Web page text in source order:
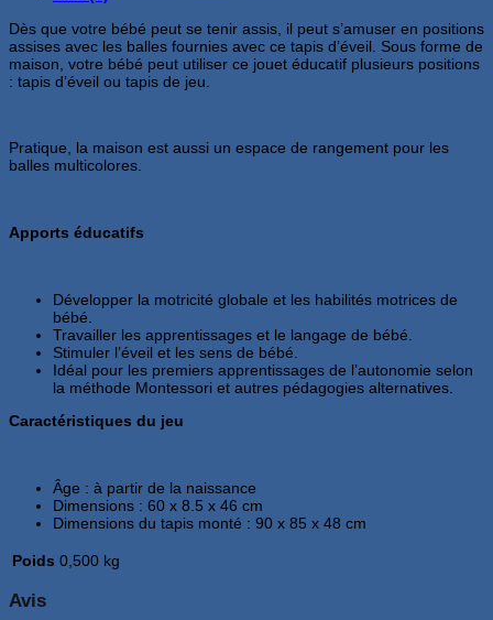
30
balles
Dès que votre bébé peut se tenir assis, il peut s’amuser en positions
assises avec les balles fournies avec ce tapis d’éveil. Sous forme de
maison, votre bébé peut utiliser ce jouet éducatif plusieurs positions
: tapis d’éveil ou tapis de jeu.
Pratique, la maison est aussi un espace de rangement pour les
balles multicolores.
Apports éducatifs
Développer la motricité globale et les habilités motrices de
bébé.
Travailler les apprentissages et le langage de bébé.
Stimuler l’éveil et les sens de bébé.
Idéal pour les premiers apprentissages de l’autonomie selon
la méthode Montessori et autres pédagogies alternatives.
Caractéristiques du jeu
Âge : à partir de la naissance
Dimensions : 60 x 8.5 x 46 cm
Dimensions du tapis monté : 90 x 85 x 48 cm
Poids 0,500 kg
Avis